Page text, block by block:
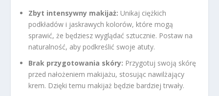
Zbyt intensywny makijaż: Unikaj ciężkich
podkładów i jaskrawych kolorów, które mogą
sprawić, że będziesz wyglądać sztucznie. Postaw na
naturalność, aby podkreślić swoje atuty.
Brak przygotowania skóry: Przygotuj swoją skórę
przed nałożeniem makijażu, stosując nawilżający
krem. Dzięki temu makijaż będzie bardziej trwały.